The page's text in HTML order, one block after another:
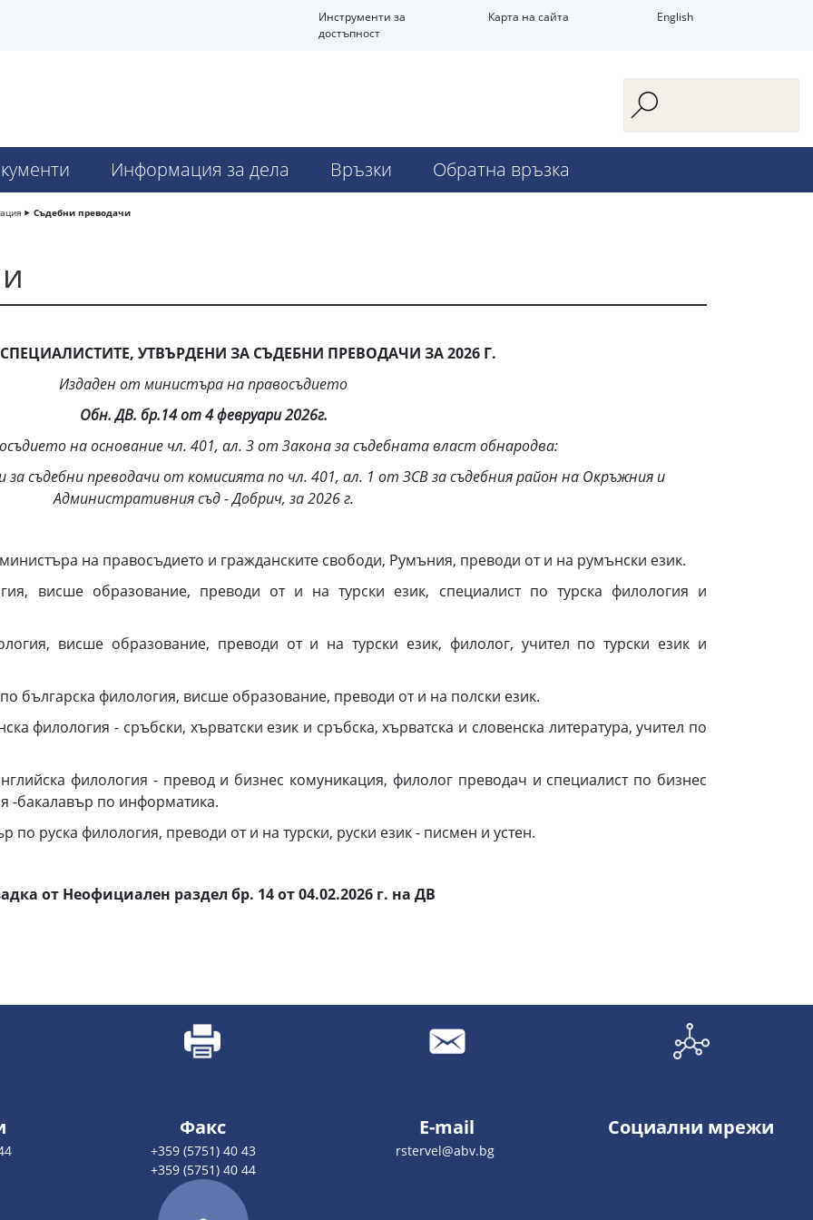
Инструменти за
достъпност
Карта на сайта English
Информация за дела Връзки Обратна връзка
Съдебни преводачи
УТВЪРДЕНИ ЗА СЪДЕБНИ ПРЕВОДАЧИ ЗА 2026 Г.
Издаден от министъра на правосъдието
Обн. ДВ. бр.14 от 4 февруари 2026г.
на основание чл. 401, ал. 3 от Закона за съдебната власт обнародва:
съдебни преводачи от комисията по чл. 401, ал. 1 от ЗСВ за съдебния район на Окръжния и
Административния съд - Добрич, за 2026 г.
на правосъдието и гражданските свободи, Румъния, преводи от и на румънски език.
висше образование, преводи от и на турски език, специалист по турска филология и
висше образование, преводи от и на турски език, филолог, учител по турски език и
българска филология, висше образование, преводи от и на полски език.
филология - сръбски, хърватски език и сръбска, хърватска и словенска литература, учител по
филология - превод и бизнес комуникация, филолог преводач и специалист по бизнес
-бакалавър по информатика.
руска филология, преводи от и на турски, руски език - писмен и устен.
от Неофициален раздел бр. 14 от 04.02.2026 г. на ДВ
Факс
+359 (5751) 40 43
+359 (5751) 40 44
E-mail
rstervel@abv.bg
Социални мрежи